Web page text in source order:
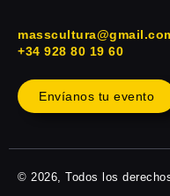
+34 928 80 19 60
Envíanos tu evento
© 2026, Todos los